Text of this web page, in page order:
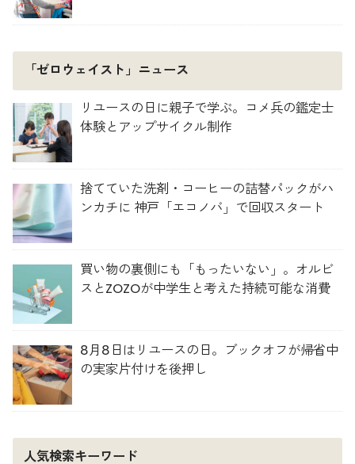
「ゼロウェイスト」ニュース
リユースの日に親子で学ぶ。コメ兵の鑑定士
体験とアップサイクル制作
捨てていた洗剤・コーヒーの詰替パックがハ
ンカチに 神戸「エコノバ」で回収スタート
買い物の裏側にも「もったいない」。オルビ
スとZOZOが中学生と考えた持続可能な消費
8月8日はリユースの日。ブックオフが帰省中
の実家片付けを後押し
人気検索キーワード